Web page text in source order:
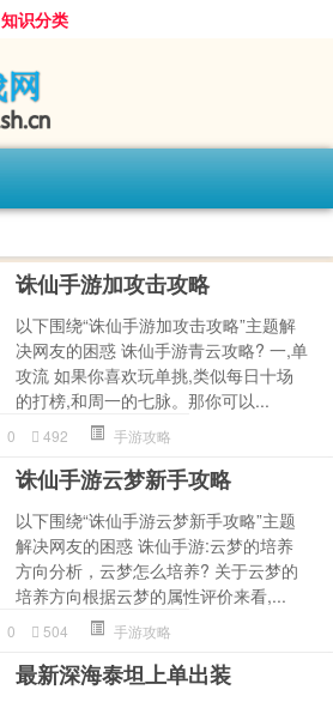
知识分类
诛仙手游加攻击攻略
以下围绕“诛仙手游加攻击攻略”主题解
决网友的困惑 诛仙手游青云攻略? 一,单
攻流 如果你喜欢玩单挑,类似每日十场
的打榜,和周一的七脉。那你可以...
0 492 手游攻略
诛仙手游云梦新手攻略
以下围绕“诛仙手游云梦新手攻略”主题
解决网友的困惑 诛仙手游:云梦的培养
方向分析，云梦怎么培养? 关于云梦的
培养方向根据云梦的属性评价来看,...
0 504 手游攻略
最新深海泰坦上单出装